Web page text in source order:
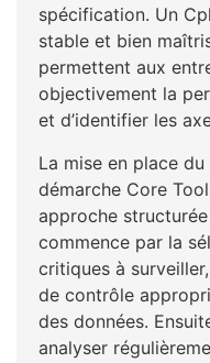
spécification. Un
stable et bien
permettent aux
objectivement la
et d’identifier les
La mise en place
démarche Core
approche
commence par la
critiques à
de contrôle
des données.
analyser